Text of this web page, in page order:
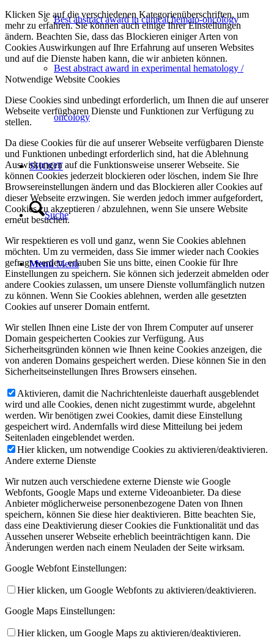
Best abstract award in clinical hemato-oncology
Best abstract award in experimental hematology /
oncology
SHOOT
Suche
Menü Menü
Klicken Sie auf die verschiedenen Kategorienüberschriften, um
mehr zu erfahren. Sie können auch einige Ihrer Einstellungen
ändern. Beachten Sie, dass das Blockieren einiger Arten von
Cookies Auswirkungen auf Ihre Erfahrung auf unseren Websites
und auf die Dienste haben kann, die wir anbieten können.
Notwendige Website Cookies
Diese Cookies sind unbedingt erforderlich, um Ihnen die auf unserer
Webseite verfügbaren Dienste und Funktionen zur Verfügung zu
stellen.
Da diese Cookies für die auf unserer Webseite verfügbaren Dienste
und Funktionen unbedingt erforderlich sind, hat die Ablehnung
Auswirkungen auf die Funktionsweise unserer Webseite. Sie
können Cookies jederzeit blockieren oder löschen, indem Sie Ihre
Browsereinstellungen ändern und das Blockieren aller Cookies auf
dieser Webseite erzwingen. Sie werden jedoch immer aufgefordert,
Cookies zu akzeptieren / abzulehnen, wenn Sie unsere Website
erneut besuchen.
Wir respektieren es voll und ganz, wenn Sie Cookies ablehnen
möchten. Um zu vermeiden, dass Sie immer wieder nach Cookies
gefragt werden, erlauben Sie uns bitte, einen Cookie für Ihre
Einstellungen zu speichern. Sie können sich jederzeit abmelden oder
andere Cookies zulassen, um unsere Dienste vollumfänglich nutzen
zu können. Wenn Sie Cookies ablehnen, werden alle gesetzten
Cookies auf unserer Domain entfernt.
Wir stellen Ihnen eine Liste der von Ihrem Computer auf unserer
Domain gespeicherten Cookies zur Verfügung. Aus
Sicherheitsgründen können wie Ihnen keine Cookies anzeigen, die
von anderen Domains gespeichert werden. Diese können Sie in den
Sicherheitseinstellungen Ihres Browsers einsehen.
Aktivieren, damit die Nachrichtenleiste dauerhaft ausgeblendet
wird und alle Cookies, denen nicht zugestimmt wurde, abgelehnt
werden. Wir benötigen zwei Cookies, damit diese Einstellung
gespeichert wird. Andernfalls wird diese Mitteilung bei jedem
Seitenladen eingeblendet werden.
Hier klicken, um notwendige Cookies zu aktivieren/deaktivieren.
Andere externe Dienste
Wir nutzen auch verschiedene externe Dienste wie Google
Webfonts, Google Maps und externe Videoanbieter. Da diese
Anbieter möglicherweise personenbezogene Daten von Ihnen
speichern, können Sie diese hier deaktivieren. Bitte beachten Sie,
dass eine Deaktivierung dieser Cookies die Funktionalität und das
Aussehen unserer Webseite erheblich beeinträchtigen kann. Die
Änderungen werden nach einem Neuladen der Seite wirksam.
Google Webfont Einstellungen:
Hier klicken, um Google Webfonts zu aktivieren/deaktivieren.
Google Maps Einstellungen:
Hier klicken, um Google Maps zu aktivieren/deaktivieren.